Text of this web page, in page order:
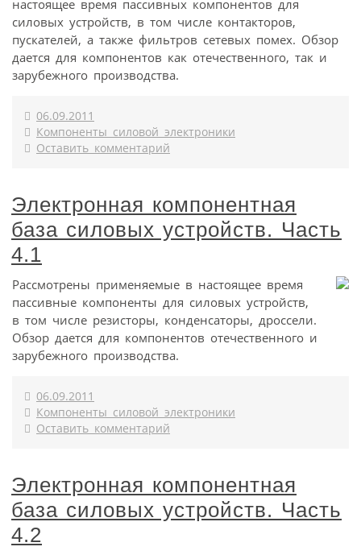
настоящее время пассивных компонентов для
силовых устройств, в том числе контакторов,
пускателей, а также фильтров сетевых помех. Обзор
дается для компонентов как отечественного, так и
зарубежного производства.
06.09.2011
Компоненты силовой электроники
Оставить комментарий
Электронная компонентная
база силовых устройств. Часть
4.1
Рассмотрены применяемые в настоящее время
пассивные компоненты для силовых устройств,
в том числе резисторы, конденсаторы, дроссели.
Обзор дается для компонентов отечественного и
зарубежного производства.
06.09.2011
Компоненты силовой электроники
Оставить комментарий
Электронная компонентная
база силовых устройств. Часть
4.2